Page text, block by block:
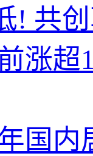
! 共
涨超
国